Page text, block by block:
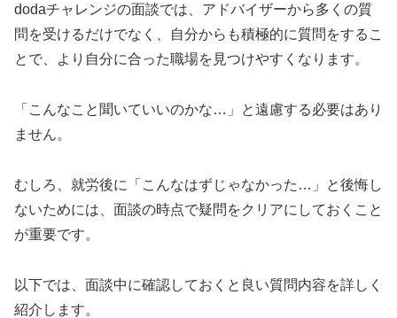
dodaチャレンジの面談では、アドバイザーから多くの質
問を受けるだけでなく、自分からも積極的に質問をするこ
とで、より自分に合った職場を見つけやすくなります。
「こんなこと聞いていいのかな…」と遠慮する必要はあり
ません。
むしろ、就労後に「こんなはずじゃなかった…」と後悔し
ないためには、面談の時点で疑問をクリアにしておくこと
が重要です。
以下では、面談中に確認しておくと良い質問内容を詳しく
紹介します。